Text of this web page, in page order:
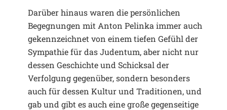
Darüber hinaus waren die persönlichen
Begegnungen mit Anton Pelinka immer auch
gekennzeichnet von einem tiefen Gefühl der
Sympathie für das Judentum, aber nicht nur
dessen Geschichte und Schicksal der
Verfolgung gegenüber, sondern besonders
auch für dessen Kultur und Traditionen, und
gab und gibt es auch eine große gegenseitige